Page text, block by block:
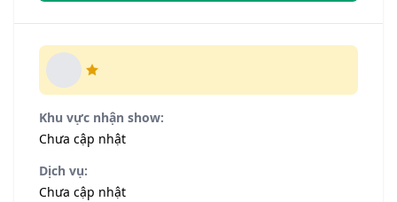
Khu vực nhận show:
Chưa cập nhật
Dịch vụ:
Chưa cập nhật